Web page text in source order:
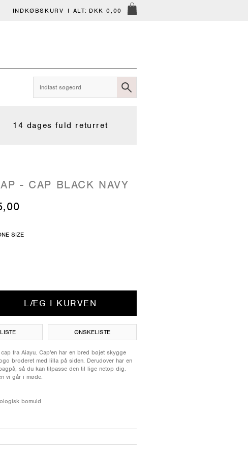
INDKØBSKURV I ALT: DKK 0,00
14 dages fuld returret
- CAP BLACK NAVY
SIZE
LÆG I KURVEN
ØNSKELISTE
fra Aiayu. Cap'en har en bred bøjet skygge
broderet med lilla på siden. Derudover har en
så du kan tilpasse den til lige netop dig.
vi går i møde.
bomuld